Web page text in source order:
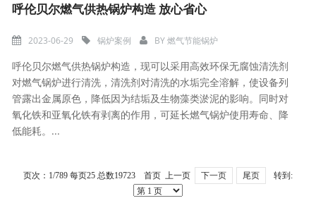
呼伦贝尔燃气供热锅炉构造 放心省心
2023-06-29 锅炉案例 BY燃气节能锅炉
呼伦贝尔燃气供热锅炉构造，现可以采用高效环保无腐蚀清洗剂
对燃气锅炉进行清洗，清洗剂对清洗的水垢完全溶解，使设备列
管露出金属原色，降低因为结垢及生物藻类淤泥的影响。同时对
氧化铁和亚氧化铁有剥离的作用，可延长燃气锅炉使用寿命、降
低能耗。...
页次：1/789 每页25 总数19723 首页 上一页 下一页 尾页 转到: